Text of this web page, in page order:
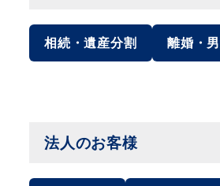
相続・遺産分割 離婚・
法人のお客様